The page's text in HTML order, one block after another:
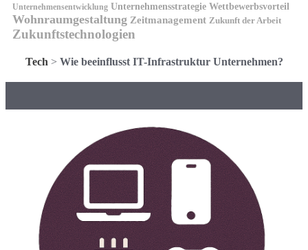
Unternehmensentwicklung Unternehmensstrategie Wettbewerbsvorteil
Wohnraumgestaltung Zeitmanagement Zukunft der Arbeit
Zukunftstechnologien
Tech > Wie beeinflusst IT-Infrastruktur Unternehmen?